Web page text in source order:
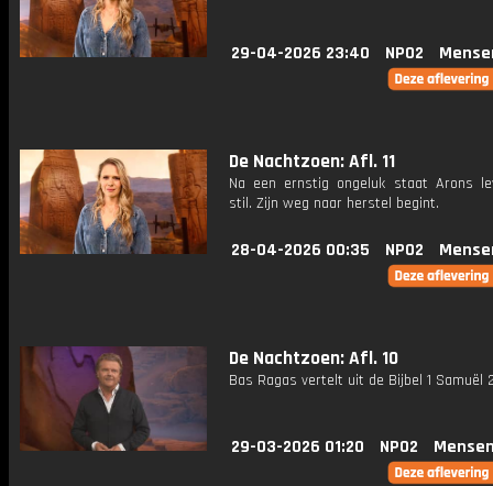
29-04-2026 23:40 NPO2
De Nachtzoen: Afl. 11
Na een ernstig ongeluk staat Arons
stil. Zijn weg naar herstel begint.
28-04-2026 00:35 NPO2
De Nachtzoen: Afl. 10
Bas Ragas vertelt uit de Bijbel 1 Samuël
29-03-2026 01:20 NPO2